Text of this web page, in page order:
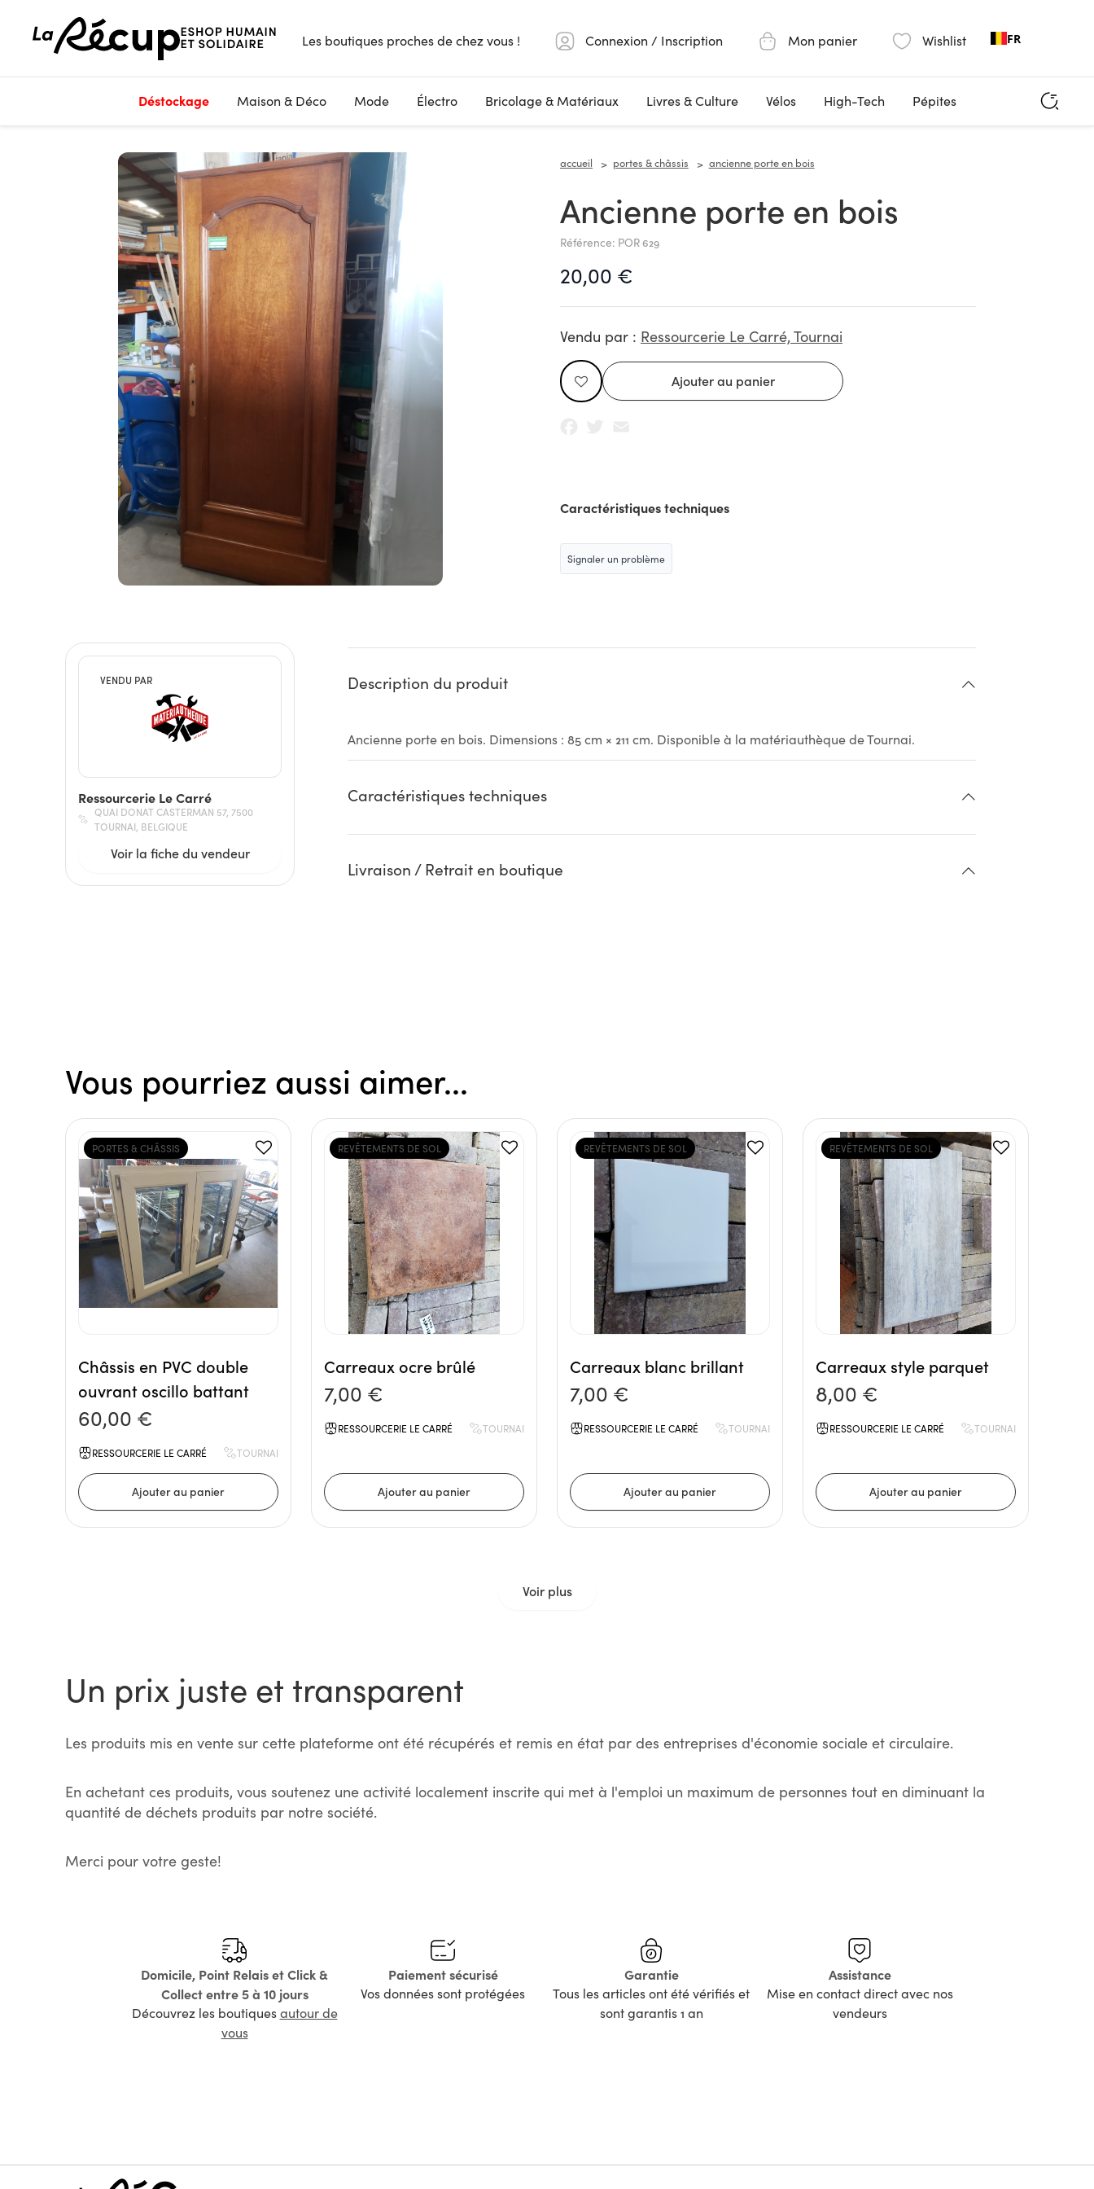
Les boutiques proches de chez vous ! Connexion / Inscription Mon panier Wishlist FR
Déstockage Maison & Déco Mode Électro Bricolage & Matériaux Livres & Culture Vélos High-Tech Pépites
accueil portes & châssis ancienne porte en bois
Ancienne porte en bois
Référence: POR 629
20,00 €
Vendu par : Ressourcerie Le Carré, Tournai
Caractéristiques techniques
Signaler un problème
VENDU PAR
Ressourcerie Le Carré
QUAI DONAT CASTERMAN 57, 7500
TOURNAI, BELGIQUE
Voir la fiche du vendeur
Description du produit
Ancienne porte en bois. Dimensions : 85 cm × 211 cm. Disponible à la matériauthèque de Tournai.
Caractéristiques techniques
Livraison / Retrait en boutique
Vous pourriez aussi aimer...
PORTES & CHÂSSIS
Châssis en PVC double
ouvrant oscillo battant
60,00 €
RESSOURCERIE LE CARRÉ TOURNAI
REVÊTEMENTS DE SOL
Carreaux ocre brûlé
7,00 €
RESSOURCERIE LE CARRÉ TOURNAI
REVÊTEMENTS DE SOL
Carreaux blanc brillant
7,00 €
RESSOURCERIE LE CARRÉ TOURNAI
REVÊTEMENTS DE SOL
Carreaux style parquet
8,00 €
RESSOURCERIE LE CARRÉ TOURNAI
Voir plus
Un prix juste et transparent
Les produits mis en vente sur cette plateforme ont été récupérés et remis en état par des entreprises d'économie sociale et circulaire.
En achetant ces produits, vous soutenez une activité localement inscrite qui met à l'emploi un maximum de personnes tout en diminuant la
quantité de déchets produits par notre société.
Merci pour votre geste!
Domicile, Point Relais et Click &
Collect entre 5 à 10 jours
Découvrez les boutiquesautour de
vous
Paiement sécurisé
Vos données sont protégées
Garantie
Tous les articles ont été vérifiés et
sont garantis 1 an
Assistance
Mise en contact direct avec nos
vendeurs